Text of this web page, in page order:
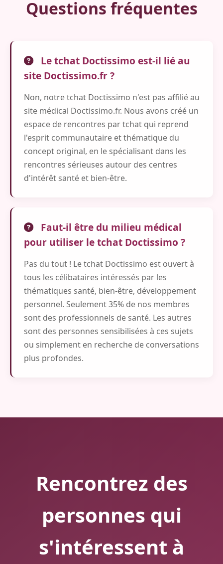
Questions fréquentes
Le tchat Doctissimo est-il lié au
site Doctissimo.fr ?
Non, notre tchat Doctissimo n'est pas affilié au
site médical Doctissimo.fr. Nous avons créé un
espace de rencontres par tchat qui reprend
l'esprit communautaire et thématique du
concept original, en le spécialisant dans les
rencontres sérieuses autour des centres
d'intérêt santé et bien-être.
Faut-il être du milieu médical
pour utiliser le tchat Doctissimo ?
Pas du tout ! Le tchat Doctissimo est ouvert à
tous les célibataires intéressés par les
thématiques santé, bien-être, développement
personnel. Seulement 35% de nos membres
sont des professionnels de santé. Les autres
sont des personnes sensibilisées à ces sujets
ou simplement en recherche de conversations
plus profondes.
Rencontrez des
personnes qui
s'intéressent à